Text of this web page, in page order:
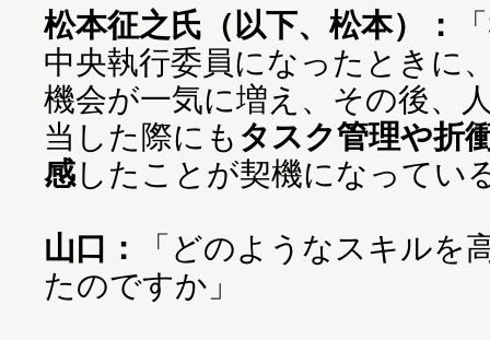
松本征之氏（以下、松本）：
中央執行委員になったときに
機会が一気に増え、その後、
当した際にも タスク管理や折
感したことが契機になってい
山口：
「どのようなスキルを
たのですか」